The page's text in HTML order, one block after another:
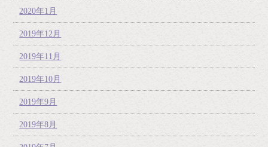
2020年1月
2019年12月
2019年11月
2019年10月
2019年9月
2019年8月